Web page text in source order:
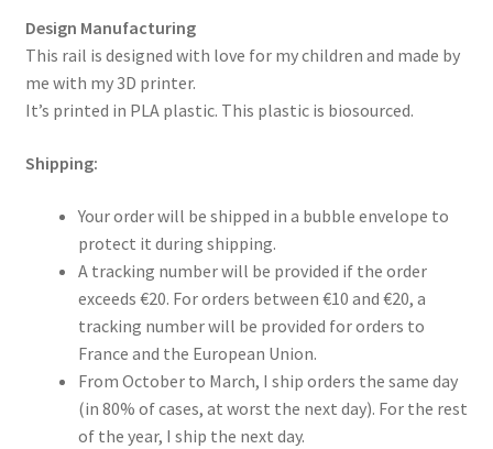
Design Manufacturing
This rail is designed with love for my children and made by
me with my 3D printer.
It’s printed in PLA plastic. This plastic is biosourced.
Shipping:
Your order will be shipped in a bubble envelope to
protect it during shipping.
A tracking number will be provided if the order
exceeds €20. For orders between €10 and €20, a
tracking number will be provided for orders to
France and the European Union.
From October to March, I ship orders the same day
(in 80% of cases, at worst the next day). For the rest
of the year, I ship the next day.